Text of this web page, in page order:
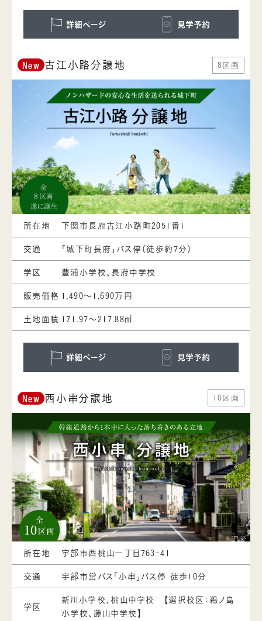
詳細ページ 見学予約
New 古江小路分譲地 8区画
所在地 下関市長府古江小路町2051番1
交通 「城下町長府」バス停（徒歩約7分）
学区 豊浦小学校、長府中学校
販売価格 1,490～1,690万円
土地面積 171.97～217.88㎡
詳細ページ 見学予約
New 西小串分譲地 10区画
所在地 宇部市西桃山一丁目763-41
交通 宇部市営バス「小串」バス停 徒歩10分
学区
新川小学校、桃山中学校 【選択校区：鵜ノ島
小学校、藤山中学校】